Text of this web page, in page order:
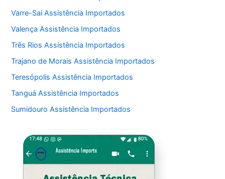
Varre-Sai Assistência Importados
Valença Assistência Importados
Três Rios Assistência Importados
Trajano de Morais Assistência Importados
Teresópolis Assistência Importados
Tanguá Assistência Importados
Sumidouro Assistência Importados